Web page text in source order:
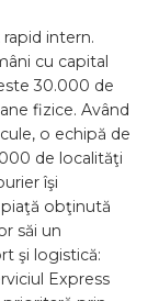
intern.
cu capital
30.000 de
fizice. Având
o echipă de
de localităţi
îşi
obţinută
săi un
şi logistică:
Express